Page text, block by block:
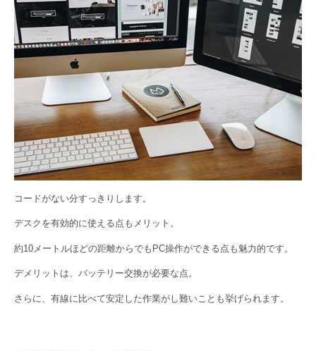
コードがない分すっきりします。
デスクを有効的に使える点もメリット。
約10メートルほどの距離からでもPC操作ができる点も魅力的です。
デメリットは、バッテリー交換が必要な点。
さらに、有線に比べて安定した作業がし難いことも挙げられます。